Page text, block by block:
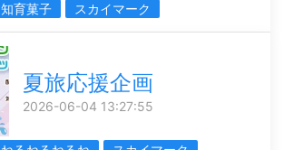
知育菓子 スカイマーク
夏旅応援企画
2026-06-04 13:27:55